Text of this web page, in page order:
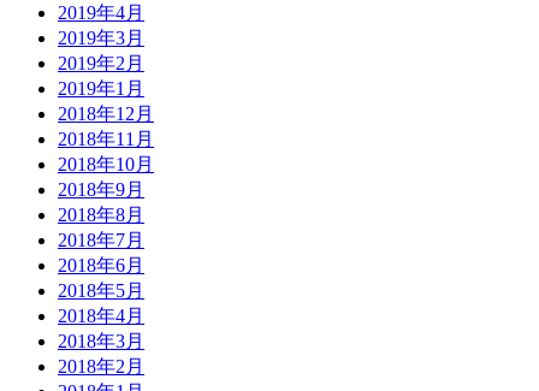
2019年4月
2019年3月
2019年2月
2019年1月
2018年12月
2018年11月
2018年10月
2018年9月
2018年8月
2018年7月
2018年6月
2018年5月
2018年4月
2018年3月
2018年2月